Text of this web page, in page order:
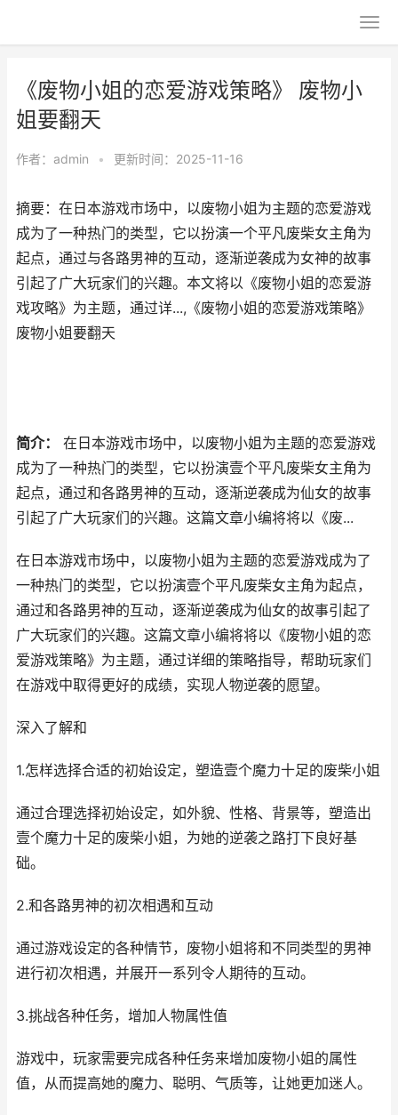
《废物小姐的恋爱游戏策略》 废物小
姐要翻天
作者： admin • 更新时间：2025-11-16
摘要：在日本游戏市场中，以废物小姐为主题的恋爱游戏
成为了一种热门的类型，它以扮演一个平凡废柴女主角为
起点，通过与各路男神的互动，逐渐逆袭成为女神的故事
引起了广大玩家们的兴趣。本文将以《废物小姐的恋爱游
戏攻略》为主题，通过详...,《废物小姐的恋爱游戏策略》
废物小姐要翻天
简介：
在日本游戏市场中，以废物小姐为主题的恋爱游戏
成为了一种热门的类型，它以扮演壹个平凡废柴女主角为
起点，通过和各路男神的互动，逐渐逆袭成为仙女的故事
引起了广大玩家们的兴趣。这篇文章小编将将以《废...
在日本游戏市场中，以废物小姐为主题的恋爱游戏成为了
一种热门的类型，它以扮演壹个平凡废柴女主角为起点，
通过和各路男神的互动，逐渐逆袭成为仙女的故事引起了
广大玩家们的兴趣。这篇文章小编将将以《废物小姐的恋
爱游戏策略》为主题，通过详细的策略指导，帮助玩家们
在游戏中取得更好的成绩，实现人物逆袭的愿望。
深入了解和
1.怎样选择合适的初始设定，塑造壹个魔力十足的废柴小姐
通过合理选择初始设定，如外貌、性格、背景等，塑造出
壹个魔力十足的废柴小姐，为她的逆袭之路打下良好基
础。
2.和各路男神的初次相遇和互动
通过游戏设定的各种情节，废物小姐将和不同类型的男神
进行初次相遇，并展开一系列令人期待的互动。
3.挑战各种任务，增加人物属性值
游戏中，玩家需要完成各种任务来增加废物小姐的属性
值，从而提高她的魔力、聪明、气质等，让她更加迷人。